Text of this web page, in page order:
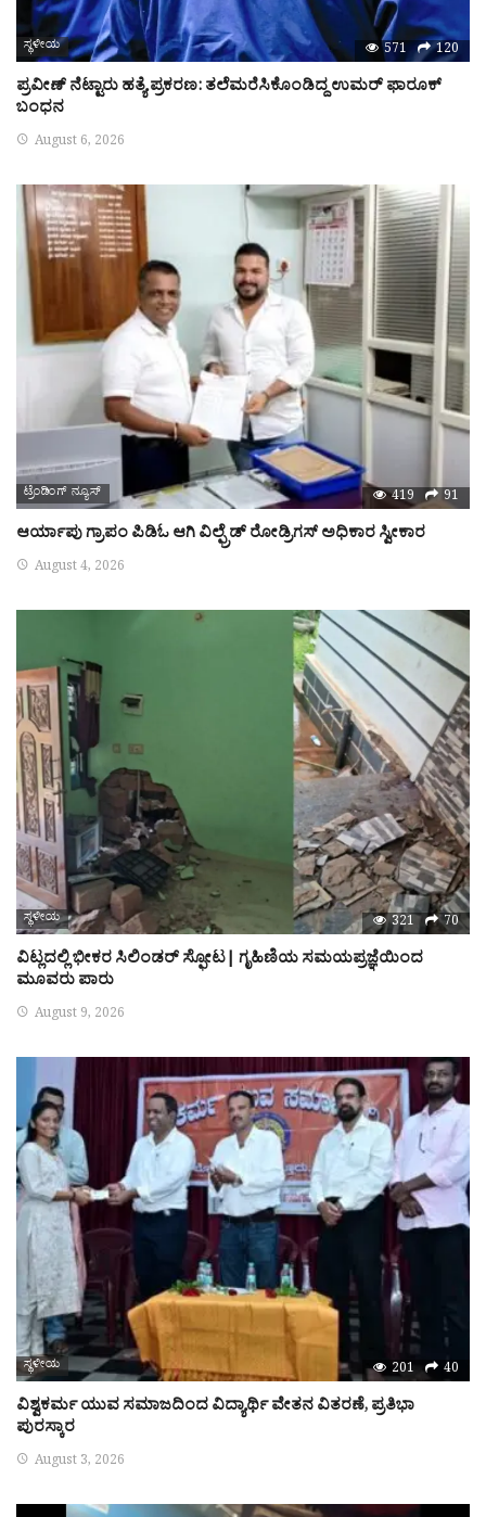
ಸ್ಥಳೀಯ 571 120
ಪ್ರವೀಣ್‌ ನೆಟ್ಟಾರು ಹತ್ಯೆ ಪ್ರಕರಣ: ತಲೆಮರೆಸಿಕೊಂಡಿದ್ದ ಉಮರ್‌ ಫಾರೂಕ್‌
ಬಂಧನ
August 6, 2026
ಟ್ರೆಂಡಿಂಗ್ ನ್ಯೂಸ್ 419 91
ಆರ್ಯಾಪು ಗ್ರಾಪಂ ಪಿಡಿಓ ಆಗಿ ವಿಲ್ಫ್ರೆಡ್ ರೋಡ್ರಿಗಸ್ ಅಧಿಕಾರ ಸ್ವೀಕಾರ
August 4, 2026
ಸ್ಥಳೀಯ 321 70
ವಿಟ್ಲದಲ್ಲಿ ಭೀಕರ ಸಿಲಿಂಡರ್ ಸ್ಫೋಟ| ಗೃಹಿಣಿಯ ಸಮಯಪ್ರಜ್ಞೆಯಿಂದ
ಮೂವರು ಪಾರು
August 9, 2026
ಸ್ಥಳೀಯ 201 40
ವಿಶ್ವಕರ್ಮ ಯುವ ಸಮಾಜದಿಂದ ವಿದ್ಯಾರ್ಥಿ ವೇತನ ವಿತರಣೆ, ಪ್ರತಿಭಾ
ಪುರಸ್ಕಾರ
August 3, 2026